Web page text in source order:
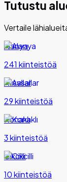
Tutustu
Vertaile
Alanya
241 kiinteistöä
Avsallar
29 kiinteistöä
Konaklı
3 kiinteistöä
Cikcilli
10 kiinteistöä